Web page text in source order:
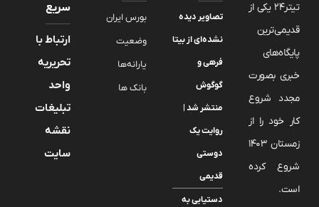
تیتر24 یکی از
قدیمی‌ترین
پایگاه‌های
خبری بصورت
مجدد شروع
کار خود را از
زمستان 1403
شروع کرده
است.
تصاویر دیده‌
نشده‌ای از بیتا
فرهی و
گوگوش
منتشر شد |
روایت یک
دوستی
قدیمی
دستیابی به
بورس ایران
وضعیت
یارانه‌ها
بانک ها
سریع
ارتباط با
تحریریه
واحد
تبلیغات
نقشه
سایت